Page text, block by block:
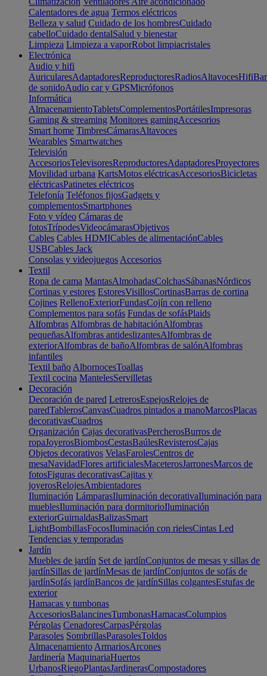
Calentadores de agua Termos eléctricos
Belleza y salud Cuidado de los hombresCuidado
cabelloCuidado dentalSalud y bienestar
Limpieza Limpieza a vaporRobot limpiacristales
Electrónica
Audio y hifi
AuricularesAdaptadoresReproductoresRadiosAltavocesHifi
de sonidoAudio car y GPSMicrófonos
Informática
AlmacenamientoTabletsComplementosPortátilesImpresoras
Gaming & streaming Monitores gamingAccesorios
Smart home TimbresCámarasAltavoces
Wearables Smartwatches
Televisión
AccesoriosTelevisoresReproductoresAdaptadoresProyectores
Movilidad urbana KartsMotos eléctricasAccesoriosBicicletas
eléctricasPatinetes eléctricos
Telefonía Teléfonos fijosGadgets y
complementosSmartphones
Foto y vídeo Cámaras de
fotosTrípodesVideocámarasObjetivos
Cables Cables HDMICables de alimentaciónCables
USBCables Jack
Consolas y videojuegos Accesorios
Textil
Ropa de cama MantasAlmohadasColchasSábanasNórdicos
Cortinas y estores EstoresVisillosCortinasBarras de cortina
Cojines RellenoExteriorFundasCojín con relleno
Complementos para sofás Fundas de sofásPlaids
Alfombras Alfombras de habitaciónAlfombras
pequeñasAlfombras antideslizantesAlfombras de
exteriorAlfombras de bañoAlfombras de salónAlfombras
infantiles
Textil baño AlbornocesToallas
Textil cocina MantelesServilletas
Decoración
Decoración de pared LetrerosEspejosRelojes de
paredTablerosCanvasCuadros pintados a manoMarcosPlacas
decorativasCuadros
Organización Cajas decorativasPercherosBurros de
ropaJoyerosBiombosCestasBaúlesRevisterosCajas
Objetos decorativos VelasFarolesCentros de
mesaNavidadFlores artificialesMaceterosJarronesMarcos de
fotosFiguras decorativasCajitas y
joyerosRelojesAmbientadores
Iluminación LámparasIluminación decorativaIluminación para
mueblesIluminación para dormitorioIluminación
exteriorGuirnaldasBalizasSmart
LightBombillasFocosIluminación con rielesCintas Led
Tendencias y temporadas
Jardín
Muebles de jardín Set de jardínConjuntos de mesas y sillas de
jardínSillas de jardínMesas de jardínConjuntos de sofás de
jardínSofás jardínBancos de jardínSillas colgantesEstufas de
exterior
Hamacas y tumbonas
AccesoriosBalancinesTumbonasHamacasColumpios
Pérgolas CenadoresCarpasPérgolas
Parasoles SombrillasParasolesToldos
Almacenamiento ArmariosArcones
Jardinería MaquinariaHuertos
UrbanosRiegoPlantasJardinerasCompostadores